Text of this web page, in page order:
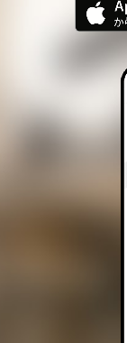
する場合は、当
委託された個人
また、コンサル
におきまして第
取り扱いを委託
個人情報の第三
本サイトは、個
個人情報をあら
個人情報の開示
本サイトは、ご
る場合、速やか
その際、ご本人
個人情報の内容
がある場合、調